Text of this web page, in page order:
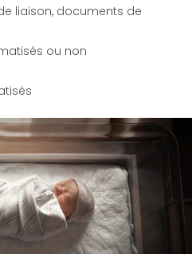
liaison, documents de
ou non